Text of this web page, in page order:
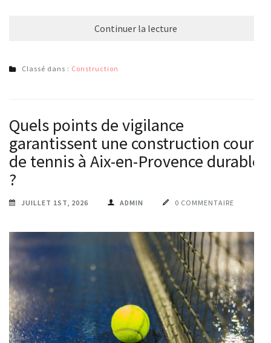
Continuer la lecture
Classé dans : Construction
Quels points de vigilance
garantissent une construction court
de tennis à Aix-en-Provence durable
?
JUILLET 1ST, 2026 ADMIN 0 COMMENTAIRE